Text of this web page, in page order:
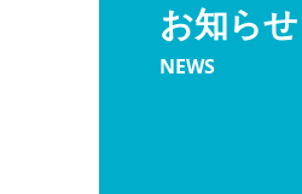
お知らせ
NEWS